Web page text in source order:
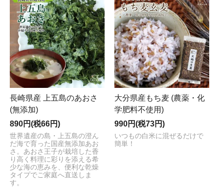
長崎県産 上五島のあおさ
(無添加)
890円(税66円)
世界遺産の島・上五島の澄ん
だ海で育った国産無添加あお
さ。あおさ王子が栽培した香
り高く料理に彩りを添える希
少な海の恵みを、便利な乾燥
タイプでご家庭へ直送しま
す。
大分県産もち麦 (農薬・化
学肥料不使用)
990円(税73円)
いつもの白米に混ぜるだけで
簡単！